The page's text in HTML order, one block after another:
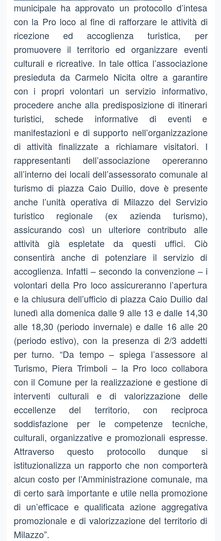
municipale ha approvato un protocollo d’intesa
con la Pro loco al fine di rafforzare le attività di
ricezione ed accoglienza turistica, per
promuovere il territorio ed organizzare eventi
culturali e ricreative. In tale ottica l’associazione
presieduta da Carmelo Nicita oltre a garantire
con i propri volontari un servizio informativo,
procedere anche alla predisposizione di itinerari
turistici, schede informative di eventi e
manifestazioni e di supporto nell’organizzazione
di attività finalizzate a richiamare visitatori. I
rappresentanti dell’associazione opereranno
all’interno dei locali dell’assessorato comunale al
turismo di piazza Caio Duilio, dove è presente
anche l’unità operativa di Milazzo del Servizio
turistico regionale (ex azienda turismo),
assicurando così un ulteriore contributo alle
attività già espletate da questi uffici. Ciò
consentirà anche di potenziare il servizio di
accoglienza. Infatti – secondo la convenzione – i
volontari della Pro loco assicureranno l’apertura
e la chiusura dell’ufficio di piazza Caio Duilio dal
lunedì alla domenica dalle 9 alle 13 e dalle 14,30
alle 18,30 (periodo invernale) e dalle 16 alle 20
(periodo estivo), con la presenza di 2/3 addetti
per turno. “Da tempo – spiega l’assessore al
Turismo, Piera Trimboli – la Pro loco collabora
con il Comune per la realizzazione e gestione di
interventi culturali e di valorizzazione delle
eccellenze del territorio, con reciproca
soddisfazione per le competenze tecniche,
culturali, organizzative e promozionali espresse.
Attraverso questo protocollo dunque si
istituzionalizza un rapporto che non comporterà
alcun costo per l’Amministrazione comunale, ma
di certo sarà importante e utile nella promozione
di un’efficace e qualificata azione aggregativa
promozionale e di valorizzazione del territorio di
Milazzo”.